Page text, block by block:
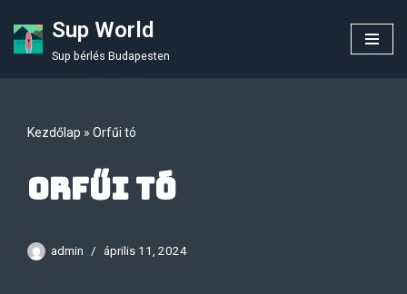
Skip
Sup World
Sup bérlés Budapesten
Kezdőlap » Orfűi tó
Orfűi tó
admin április 11, 2024